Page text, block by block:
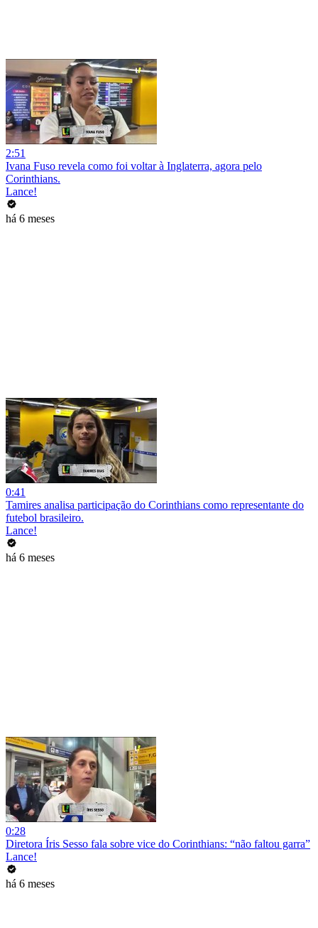
2:51
Ivana Fuso revela como foi voltar à Inglaterra, agora pelo
Corinthians.
Lance!
há 6 meses
0:41
Tamires analisa participação do Corinthians como representante do
futebol brasileiro.
Lance!
há 6 meses
0:28
Diretora Íris Sesso fala sobre vice do Corinthians: “não faltou garra”
Lance!
há 6 meses